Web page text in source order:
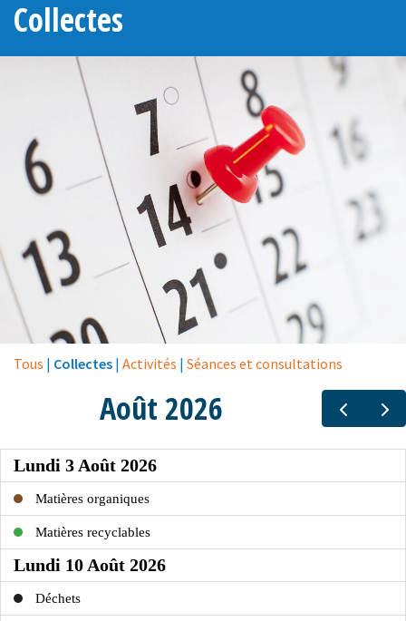
Collectes
Tous | Collectes | Activités | Séances et consultations